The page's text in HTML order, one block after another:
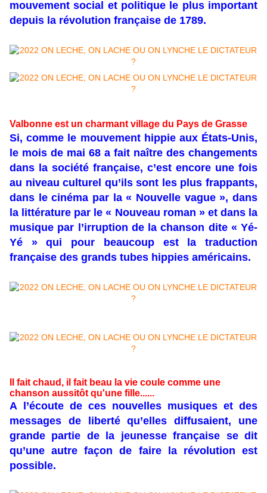
mouvement social et politique le plus important
depuis la révolution française de 1789.
Valbonne est un charmant village du Pays de Grasse
Si, comme le mouvement hippie aux États-Unis,
le mois de mai 68 a fait naître des changements
dans la société française, c’est encore une fois
au niveau culturel qu’ils sont les plus frappants,
dans le cinéma par la « Nouvelle vague », dans
la littérature par le « Nouveau roman » et dans la
musique par l’irruption de la chanson dite « Yé-
Yé » qui pour beaucoup est la traduction
française des grands tubes hippies américains.
Il fait chaud, il fait beau la vie coule comme une
chanson aussitôt qu'une fille......
A l’écoute de ces nouvelles musiques et des
messages de liberté qu’elles diffusaient, une
grande partie de la jeunesse française se dit
qu’une autre façon de faire la révolution est
possible.